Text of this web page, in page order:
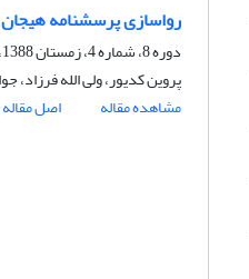
رواسازی پرسشنامه
دوره 8، شماره 4، زمستان 1388، صفحه
پروین کدیور، ولی الله فرزاد،
مشاهده مقاله
اصل مقاله